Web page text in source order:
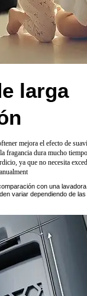
larga
mejora el efecto de
fragancia dura mucho
ya que no necesita
con una lavadora
variar dependiendo de las